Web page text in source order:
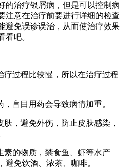
的治疗银屑病，但是可以控制病
注意在治疗前要进行详细的检查
避免误诊误治，从而使治疗效果
看吧。
疗过程比较慢，所以在治疗过程
盲目用药会导致病情加重。
，避免外伤，防止皮肤感染，
素的物质，禁食鱼、虾等水产
免饮酒、浓茶、咖啡。